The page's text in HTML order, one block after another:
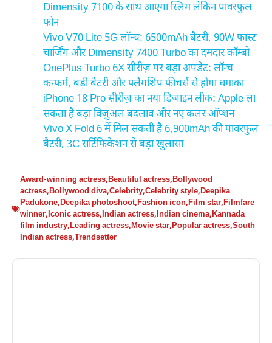
Dimensity 7100 के साथ आएगा स्लिम लेकिन पावरफुल
फोन
Vivo V70 Lite 5G लॉन्च: 6500mAh बैटरी, 90W फास्ट
चार्जिंग और Dimensity 7400 Turbo का दमदार कॉम्बो
OnePlus Turbo 6X सीरीज़ पर बड़ा अपडेट: लॉन्च
कन्फर्म, बड़ी बैटरी और फ्लैगशिप फीचर्स से होगा धमाका
iPhone 18 Pro सीरीज़ का नया डिजाइन लीक: Apple ला
सकता है बड़ा विज़ुअल बदलाव और नए कलर ऑप्शन
Vivo X Fold 6 में मिल सकती है 6,900mAh की पावरफुल
बैटरी, 3C सर्टिफिकेशन से बड़ा खुलासा
Award-winning actress,Beautiful actress,Bollywood
actress,Bollywood diva,Celebrity,Celebrity style,Deepika
Padukone,Deepika photoshoot,Fashion icon,Film star,Filmfare
winner,Iconic actress,Indian actress,Indian cinema,Kannada
film industry,Leading actress,Movie star,Popular actress,South
Indian actress,Trendsetter